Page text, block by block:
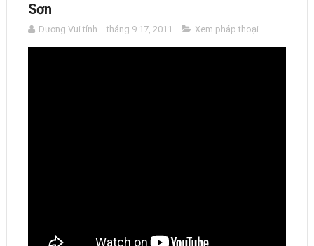
Sơn
Dương Vui tính tháng 9 17, 2011 Xem pháp thoại